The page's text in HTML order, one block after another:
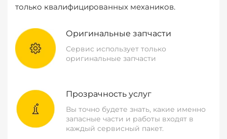
только квалифицированных механиков.
Оригинальные запчасти
Сервис использует только
оригинальные запчасти
Прозрачность услуг
Вы точно будете знать, какие именно
запасные части и работы входят в
каждый сервисный пакет.